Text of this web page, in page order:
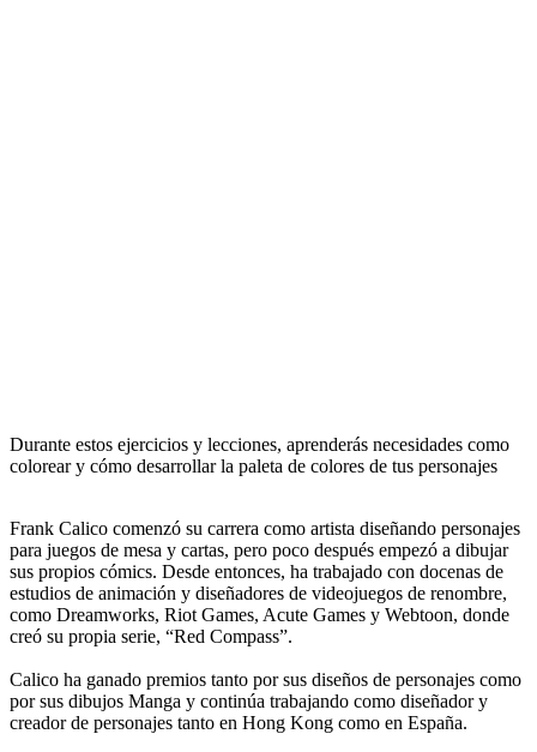
Durante estos ejercicios y lecciones, aprenderás necesidades como
colorear y cómo desarrollar la paleta de colores de tus personajes
Frank Calico comenzó su carrera como artista diseñando personajes
para juegos de mesa y cartas, pero poco después empezó a dibujar
sus propios cómics. Desde entonces, ha trabajado con docenas de
estudios de animación y diseñadores de videojuegos de renombre,
como Dreamworks, Riot Games, Acute Games y Webtoon, donde
creó su propia serie, “Red Compass”.
Calico ha ganado premios tanto por sus diseños de personajes como
por sus dibujos Manga y continúa trabajando como diseñador y
creador de personajes tanto en Hong Kong como en España.